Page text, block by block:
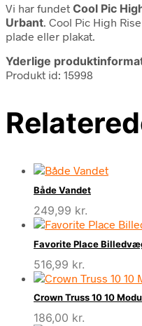
Vi har fundet Cool Pic
Urbant . Cool Pic High
plade eller plakat.
Yderlige
Produkt id: 15998
Både Vandet
249,99 kr.
Favorite Place
516,99 kr.
Crown Truss 10 10
186,00 kr.